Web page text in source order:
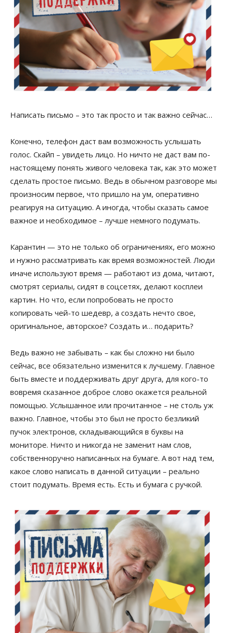
Написать письмо – это так просто и так важно сейчас…
Конечно, телефон даст вам возможность услышать
голос. Скайп – увидеть лицо. Но ничто не даст вам по-
настоящему понять живого человека так, как это может
сделать простое письмо. Ведь в обычном разговоре мы
произносим первое, что пришло на ум, оперативно
реагируя на ситуацию. А иногда, чтобы сказать самое
важное и необходимое – лучше немного подумать.
Карантин — это не только об ограничениях, его можно
и нужно рассматривать как время возможностей. Люди
иначе используют время — работают из дома, читают,
смотрят сериалы, сидят в соцсетях, делают косплеи
картин. Но что, если попробовать не просто
копировать чей-то шедевр, а создать нечто свое,
оригинальное, авторское? Создать и… подарить?
Ведь важно не забывать – как бы сложно ни было
сейчас, все обязательно изменится к лучшему. Главное
быть вместе и поддерживать друг друга, для кого-то
вовремя сказанное доброе слово окажется реальной
помощью. Услышанное или прочитанное – не столь уж
важно. Главное, чтобы это был не просто безликий
пучок электронов, складывающийся в буквы на
мониторе. Ничто и никогда не заменит нам слов,
собственноручно написанных на бумаге. А вот над тем,
какое слово написать в данной ситуации – реально
стоит подумать. Время есть. Есть и бумага с ручкой.